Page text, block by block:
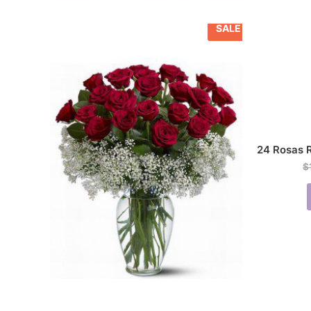
SALE
24 Rosas
$